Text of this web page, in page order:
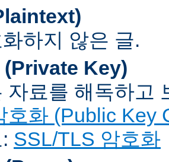
하지 않은 글.
(Private Key)
자료를 해독하고
호화 (Public Key
SSL/TLS 암호화